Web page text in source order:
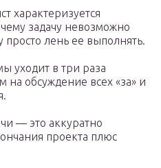
характеризуется
задачу невозможно
просто лень ее выполнять.
уходит в три раза
обсуждение всех «за» и
— это аккуратно
проекта плюс